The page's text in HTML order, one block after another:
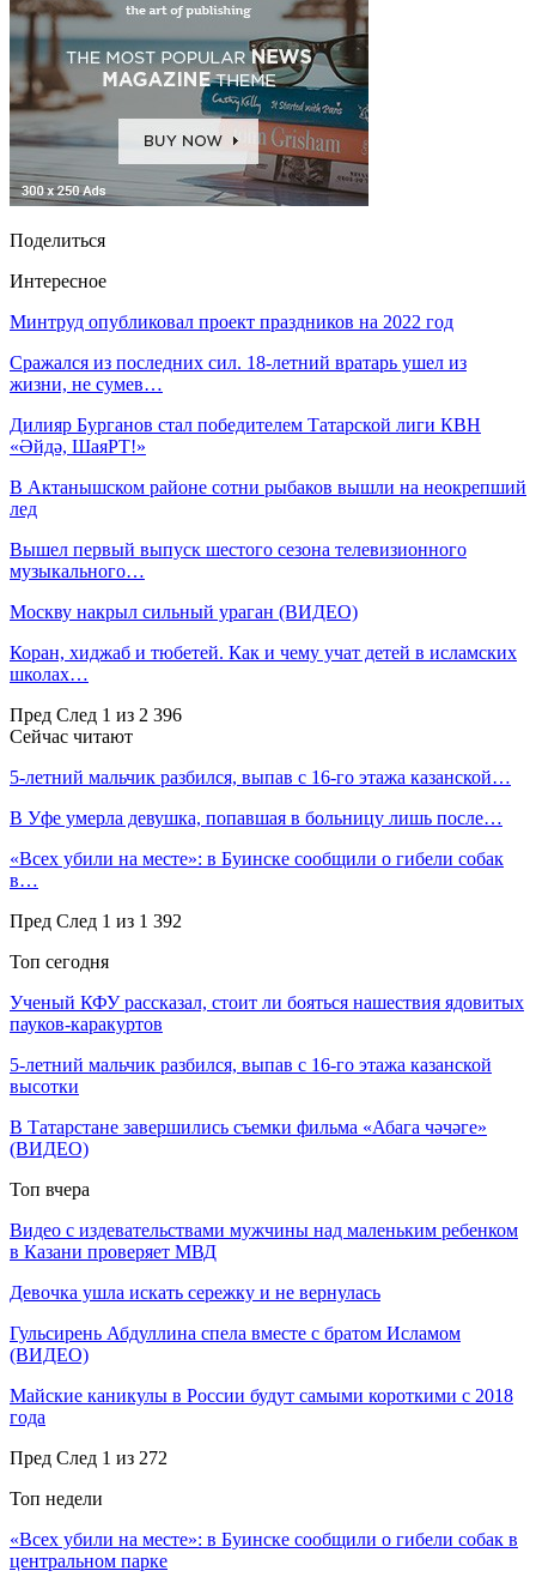
Поделиться
Интересное
Минтруд опубликовал проект праздников на 2022 год
Сражался из последних сил. 18-летний вратарь ушел из
жизни, не сумев…
Дилияр Бурганов стал победителем Татарской лиги КВН
«Әйдә, ШаяРТ!»
В Актанышском районе сотни рыбаков вышли на неокрепший
лед
Вышел первый выпуск шестого сезона телевизионного
музыкального…
Москву накрыл сильный ураган (ВИДЕО)
Коран, хиджаб и тюбетей. Как и чему учат детей в исламских
школах…
Пред След 1 из 2 396
Сейчас читают
5-летний мальчик разбился, выпав с 16-го этажа казанской…
В Уфе умерла девушка, попавшая в больницу лишь после…
«Всех убили на месте»: в Буинске сообщили о гибели собак
в…
Пред След 1 из 1 392
Топ сегодня
Ученый КФУ рассказал, стоит ли бояться нашествия ядовитых
пауков-каракуртов
5-летний мальчик разбился, выпав с 16-го этажа казанской
высотки
В Татарстане завершились съемки фильма «Абага чәчәге»
(ВИДЕО)
Топ вчера
Видео с издевательствами мужчины над маленьким ребенком
в Казани проверяет МВД
Девочка ушла искать сережку и не вернулась
Гульсирень Абдуллина спела вместе с братом Исламом
(ВИДЕО)
Майские каникулы в России будут самыми короткими с 2018
года
Пред След 1 из 272
Топ недели
«Всех убили на месте»: в Буинске сообщили о гибели собак в
центральном парке